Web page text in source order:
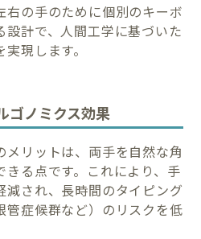
右の手のために個別のキーボ
計で、人間工学に基づいた
現します。
ゴノミクス効果
リットは、両手を自然な角
る点です。これにより、手
減され、長時間のタイピング
管症候群など）のリスクを低